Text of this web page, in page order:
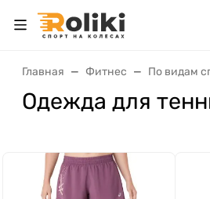
Главная Фитнес По видам
Одежда для